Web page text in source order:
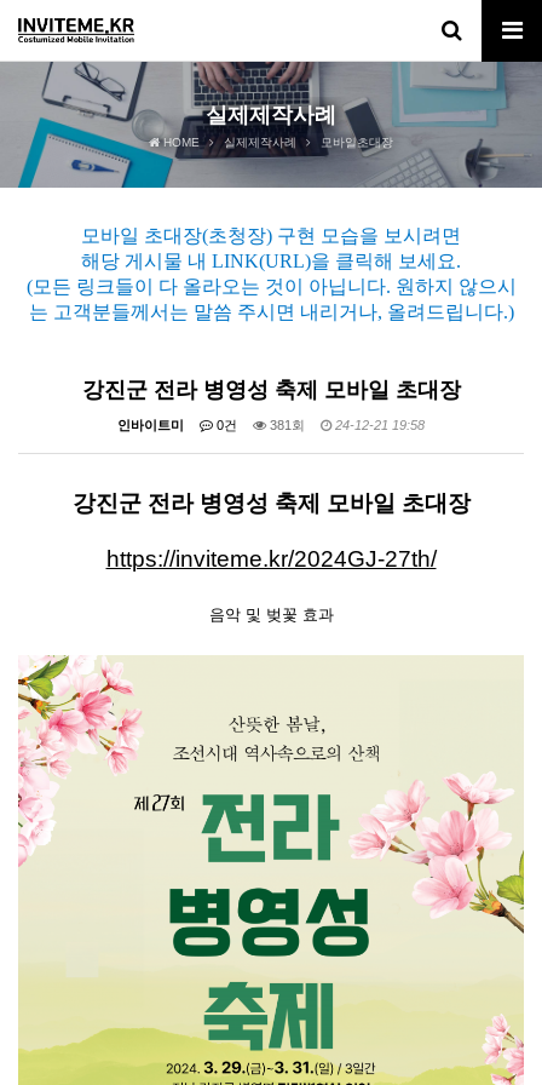
실제제작사례
HOME 실제제작사례 모바일초대장
모바일 초대장(초청장) 구현 모습을 보시려면
해당 게시물 내 LINK(URL)을 클릭해 보세요.
(모든 링크들이 다 올라오는 것이 아닙니다. 원하지 않으시
는 고객분들께서는 말씀 주시면 내리거나, 올려드립니다.)
강진군 전라 병영성 축제 모바일 초대장
인바이트미 0건 381회 24-12-21 19:58
강진군 전라 병영성 축제 모바일 초대장
https://inviteme.kr/2024GJ-27th/
음악 및 벚꽃 효과